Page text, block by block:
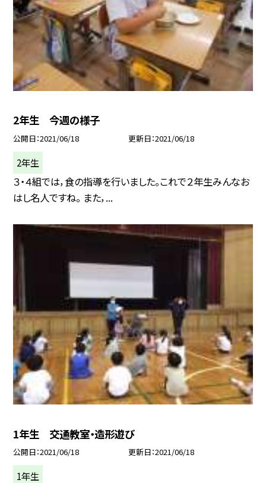
2年生 今週の様子
公開日 2021/06/18 更新日 2021/06/18
2年生
３・４組では，食の指導を行いました。これで２年生みんなお
はし名人ですね。 また，...
1年生 交通教室・造形遊び
公開日 2021/06/18 更新日 2021/06/18
1年生